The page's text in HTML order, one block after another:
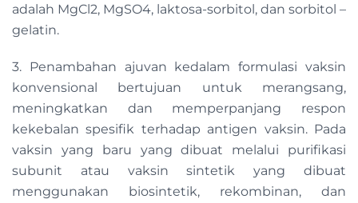
adalah MgCl2, MgSO4, laktosa-sorbitol, dan sorbitol –
gelatin.
3. Penambahan ajuvan kedalam formulasi vaksin
konvensional bertujuan untuk merangsang,
meningkatkan dan memperpanjang respon
kekebalan spesifik terhadap antigen vaksin. Pada
vaksin yang baru yang dibuat melalui purifikasi
subunit atau vaksin sintetik yang dibuat
menggunakan biosintetik, rekombinan, dan